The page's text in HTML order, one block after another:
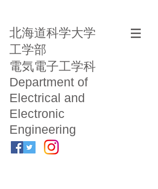
北海道科学大学
工学部
電気電子工学科
Department of
Electrical and
Electronic
Engineering